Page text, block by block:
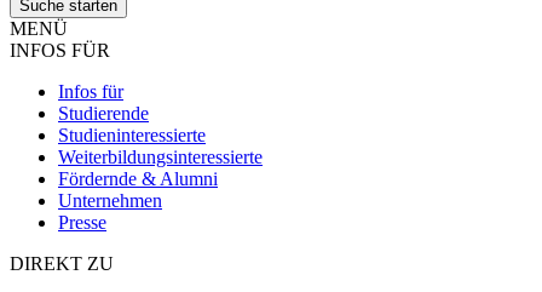
MENÜ
INFOS FÜR
Infos für
Studierende
Studieninteressierte
Weiterbildungsinteressierte
Fördernde & Alumni
Unternehmen
Presse
DIREKT ZU